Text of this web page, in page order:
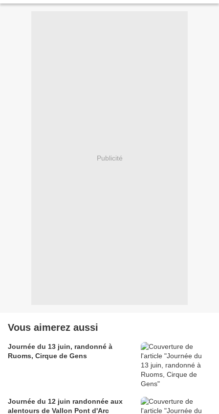
Publicité
Vous aimerez aussi
Journée du 13 juin, randonné à
Ruoms, Cirque de Gens
Journée du 12 juin randonnée aux
alentours de Vallon Pont d'Arc